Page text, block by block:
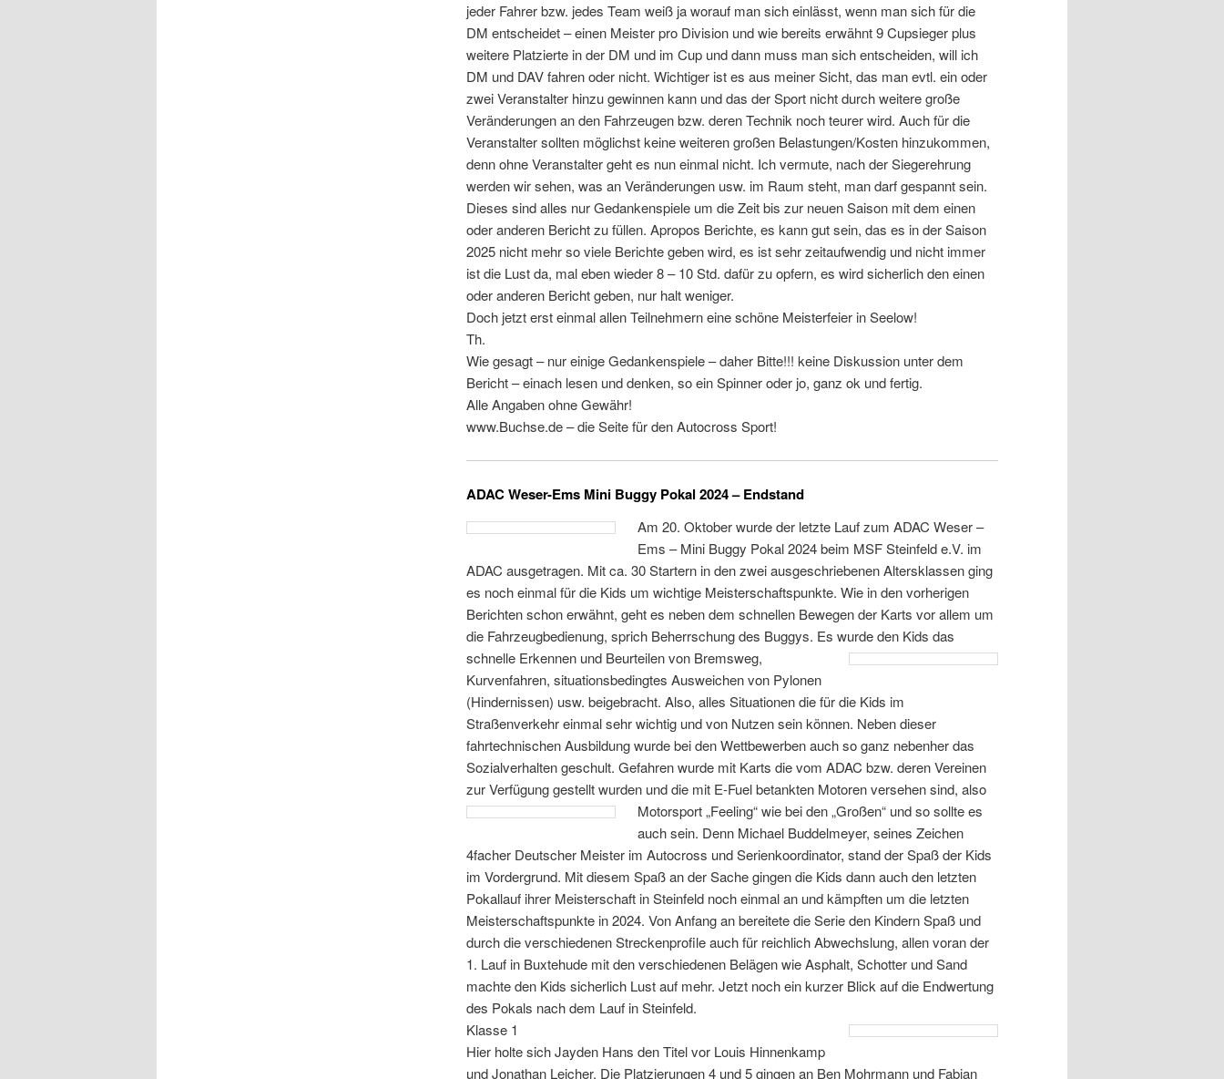
jeder Fahrer bzw. jedes Team weiß ja worauf man sich einlässt, wenn man sich für die
DM entscheidet – einen Meister pro Division und wie bereits erwähnt 9 Cupsieger plus
weitere Platzierte in der DM und im Cup und dann muss man sich entscheiden, will ich
DM und DAV fahren oder nicht. Wichtiger ist es aus meiner Sicht, das man evtl. ein oder
zwei Veranstalter hinzu gewinnen kann und das der Sport nicht durch weitere große
Veränderungen an den Fahrzeugen bzw. deren Technik noch teurer wird. Auch für die
Veranstalter sollten möglichst keine weiteren großen Belastungen/Kosten hinzukommen,
denn ohne Veranstalter geht es nun einmal nicht. Ich vermute, nach der Siegerehrung
werden wir sehen, was an Veränderungen usw. im Raum steht, man darf gespannt sein.
Dieses sind alles nur Gedankenspiele um die Zeit bis zur neuen Saison mit dem einen
oder anderen Bericht zu füllen. Apropos Berichte, es kann gut sein, das es in der Saison
2025 nicht mehr so viele Berichte geben wird, es ist sehr zeitaufwendig und nicht immer
ist die Lust da, mal eben wieder 8 – 10 Std. dafür zu opfern, es wird sicherlich den einen
oder anderen Bericht geben, nur halt weniger.
Doch jetzt erst einmal allen Teilnehmern eine schöne Meisterfeier in Seelow!
Th.
Wie gesagt – nur einige Gedankenspiele – daher Bitte!!! keine Diskussion unter dem
Bericht – einach lesen und denken, so ein Spinner oder jo, ganz ok und fertig.
Alle Angaben ohne Gewähr!
www.Buchse.de – die Seite für den Autocross Sport!
ADAC Weser-Ems Mini Buggy Pokal 2024 – Endstand
Am 20. Oktober wurde der letzte Lauf zum ADAC Weser –
Ems – Mini Buggy Pokal 2024 beim MSF Steinfeld e.V. im
ADAC ausgetragen. Mit ca. 30 Startern in den zwei ausgeschriebenen Altersklassen ging
es noch einmal für die Kids um wichtige Meisterschaftspunkte. Wie in den vorherigen
Berichten schon erwähnt, geht es neben dem schnellen Bewegen der Karts vor allem um
die Fahrzeugbedienung, sprich Beherrschung des Buggys. Es wurde den Kids das
schnelle Erkennen und Beurteilen von Bremsweg,
Kurvenfahren, situationsbedingtes Ausweichen von Pylonen
(Hindernissen) usw. beigebracht. Also, alles Situationen die für die Kids im
Straßenverkehr einmal sehr wichtig und von Nutzen sein können. Neben dieser
fahrtechnischen Ausbildung wurde bei den Wettbewerben auch so ganz nebenher das
Sozialverhalten geschult. Gefahren wurde mit Karts die vom ADAC bzw. deren Vereinen
zur Verfügung gestellt wurden und die mit E-Fuel betankten Motoren versehen sind, also
Motorsport„Feeling“ wie bei den „Großen“ und so sollte es
auch sein. Denn Michael Buddelmeyer, seines Zeichen
4facher Deutscher Meister im Autocross und Serienkoordinator, stand der Spaß der Kids
im Vordergrund. Mit diesem Spaß an der Sache gingen die Kids dann auch den letzten
Pokallauf ihrer Meisterschaft in Steinfeld noch einmal an und kämpften um die letzten
Meisterschaftspunkte in 2024. Von Anfang an bereitete die Serie den Kindern Spaß und
durch die verschiedenen Streckenprofile auch für reichlich Abwechslung, allen voran der
1. Lauf in Buxtehude mit den verschiedenen Belägen wie Asphalt, Schotter und Sand
machte den Kids sicherlich Lust auf mehr. Jetzt noch ein kurzer Blick auf die Endwertung
des Pokals nach dem Lauf in Steinfeld.
Klasse 1
Hier holte sich Jayden Hans den Titel vor Louis Hinnenkamp
und Jonathan Leicher. Die Platzierungen 4 und 5 gingen an Ben Mohrmann und Fabian